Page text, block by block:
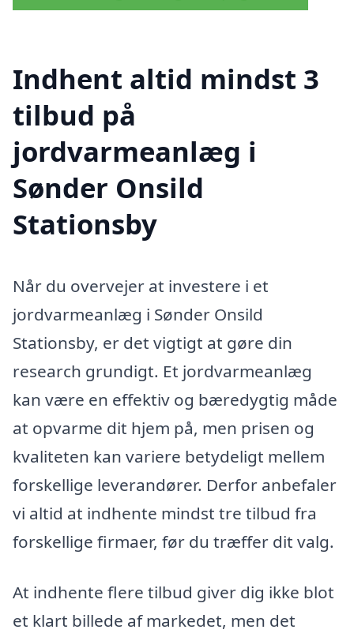
Indhent altid mindst 3
tilbud på
jordvarmeanlæg i
Sønder Onsild
Stationsby
Når du overvejer at investere i et
jordvarmeanlæg i Sønder Onsild
Stationsby, er det vigtigt at gøre din
research grundigt. Et jordvarmeanlæg
kan være en effektiv og bæredygtig måde
at opvarme dit hjem på, men prisen og
kvaliteten kan variere betydeligt mellem
forskellige leverandører. Derfor anbefaler
vi altid at indhente mindst tre tilbud fra
forskellige firmaer, før du træffer dit valg.
At indhente flere tilbud giver dig ikke blot
et klart billede af markedet, men det